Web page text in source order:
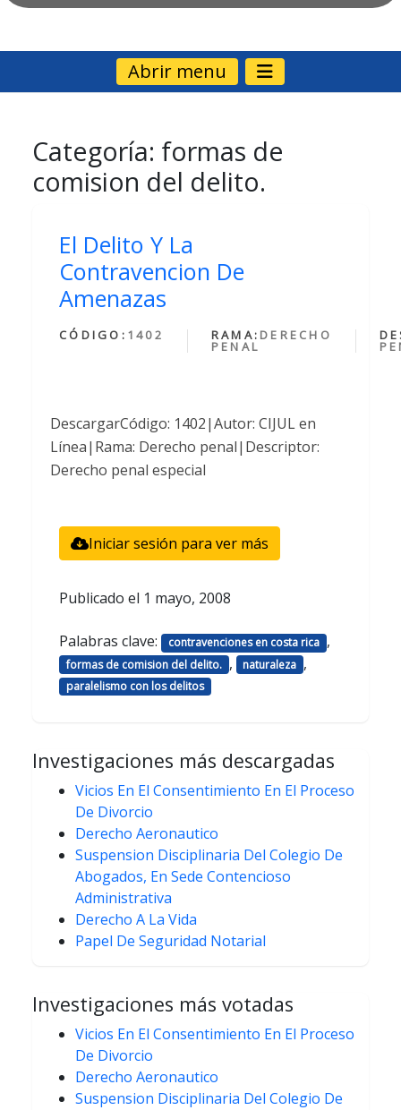
Abrir menu
Categoría: formas de
comision del delito.
El Delito Y La
Contravencion De
Amenazas
CÓDIGO: 1402 RAMA: DERECHO
PENAL
DescargarCódigo: 1402|Autor: CIJUL en
Línea|Rama: Derecho penal|Descriptor:
Derecho penal especial
Iniciar sesión para ver más
Publicado el 1 mayo, 2008
Palabras clave: contravenciones en costa rica ,
formas de comision del delito. , naturaleza ,
paralelismo con los delitos
Investigaciones más descargadas
Vicios En El Consentimiento En El Proceso
De Divorcio
Derecho Aeronautico
Suspension Disciplinaria Del Colegio De
Abogados, En Sede Contencioso
Administrativa
Derecho A La Vida
Papel De Seguridad Notarial
Investigaciones más votadas
Vicios En El Consentimiento En El Proceso
De Divorcio
Derecho Aeronautico
Suspension Disciplinaria Del Colegio De